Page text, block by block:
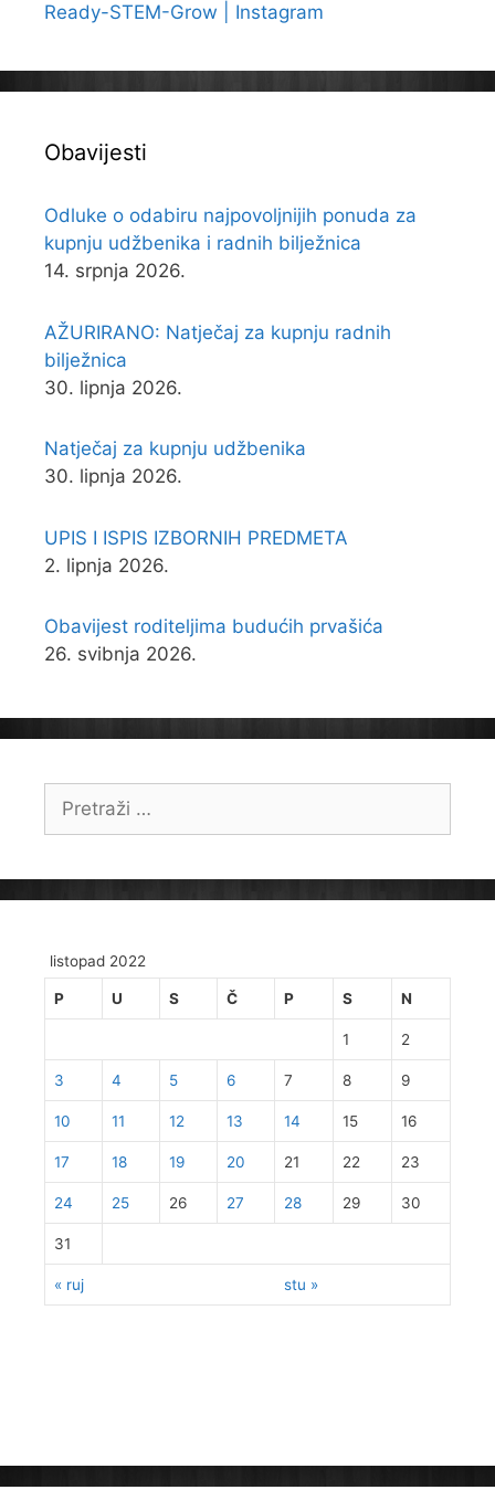
Ready-STEM-Grow | Instagram
Obavijesti
Odluke o odabiru najpovoljnijih ponuda za
kupnju udžbenika i radnih bilježnica
14. srpnja 2026.
AŽURIRANO: Natječaj za kupnju radnih
bilježnica
30. lipnja 2026.
Natječaj za kupnju udžbenika
30. lipnja 2026.
UPIS I ISPIS IZBORNIH PREDMETA
2. lipnja 2026.
Obavijest roditeljima budućih prvašića
26. svibnja 2026.
Pretraži:
listopad 2022
P U S Č P S N
« ruj stu »
1 2
3 4 5 6 7 8 9
10 11 12 13 14 15 16
17 18 19 20 21 22 23
24 25 26 27 28 29 30
31